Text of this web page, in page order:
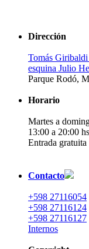
Dirección
Tomás
esquina Julio
Parque Rodó,
Horario
Martes a
13:00 a 20:00 hs
Entrada gratuita
Contacto
+598 27116054
+598 27116124
+598 27116127
Internos